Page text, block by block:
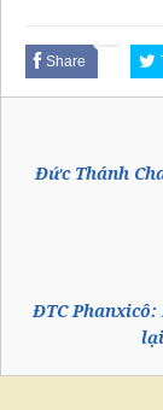
Share
Đức Thánh
ĐTC